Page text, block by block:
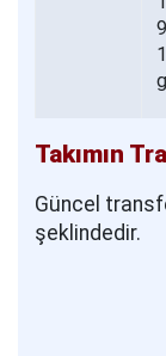
Takımın
Güncel
şeklindedir.